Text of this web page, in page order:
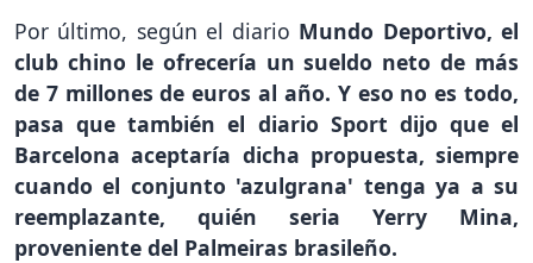
Por último, según el diario Mundo Deportivo, el
club chino le ofrecería un sueldo neto de más
de 7 millones de euros al año. Y eso no es todo,
pasa que también el diario Sport dijo que el
Barcelona aceptaría dicha propuesta, siempre
cuando el conjunto 'azulgrana' tenga ya a su
reemplazante, quién seria Yerry Mina,
proveniente del Palmeiras brasileño.